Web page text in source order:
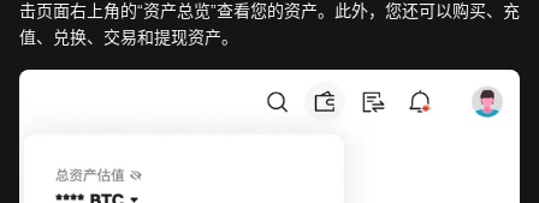
击页面右上角的“资产总览”查看您的资产。此外，您还可以购买、充
值、兑换、交易和提现资产。